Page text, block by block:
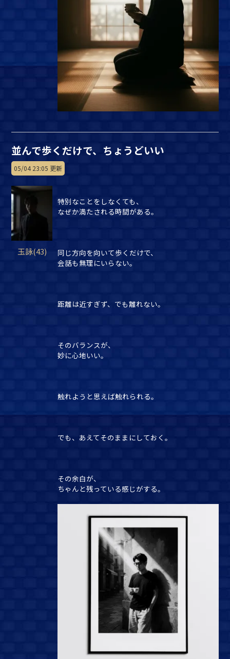
並んで歩くだけで、ちょうどいい
05/04 23:05 更新
玉詠(43)
特別なことをしなくても、
なぜか満たされる時間がある。
同じ方向を向いて歩くだけで、
会話も無理にいらない。
距離は近すぎず、でも離れない。
そのバランスが、
妙に心地いい。
触れようと思えば触れられる。
でも、あえてそのままにしておく。
その余白が、
ちゃんと残っている感じがする。